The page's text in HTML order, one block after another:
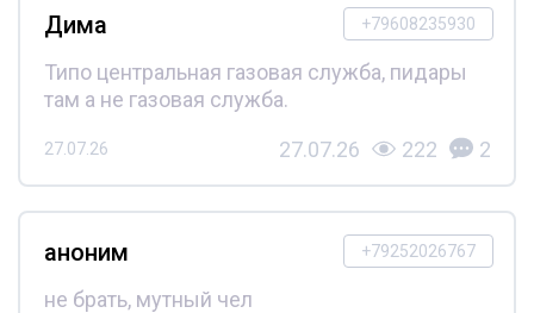
+79608235930
Дима
Типо центральная газовая служба, пидары
там а не газовая служба.
27.07.26 27.07.26 222 2
+79252026767
аноним
не брать, мутный чел